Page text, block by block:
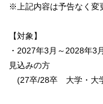
※上記内容は予告なく変
【対象】
・2027年3月～2028年3
見込みの方
(27卒/28卒 大学・大